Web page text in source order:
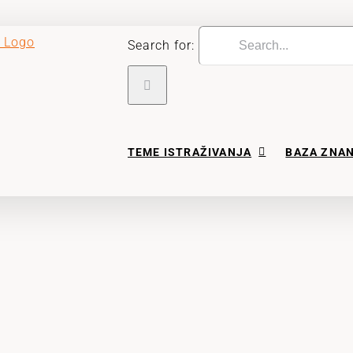
Search for:
TEME ISTRAŽIVANJA BAZA